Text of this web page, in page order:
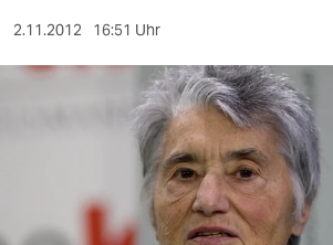
sport
berlin
nord
verlag
2.11.2012 16:51 Uhr